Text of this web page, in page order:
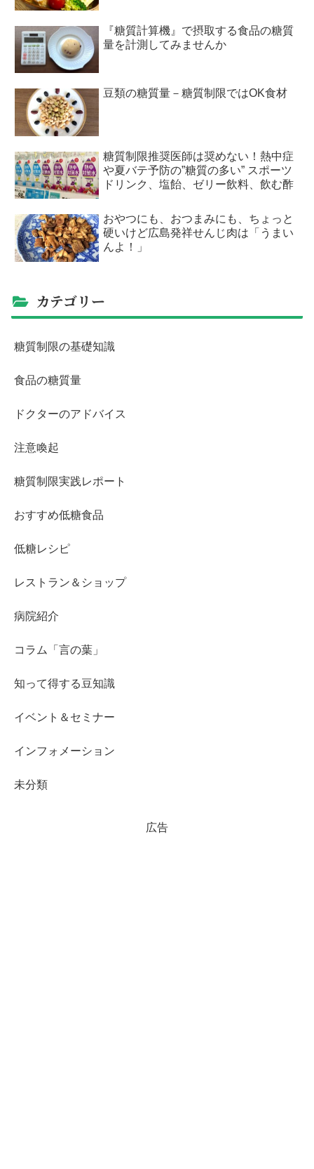
『糖質計算機』で摂取する食品の糖質
量を計測してみませんか
豆類の糖質量－糖質制限ではOK食材
糖質制限推奨医師は奨めない！熱中症
や夏バテ予防の”糖質の多い” スポーツ
ドリンク、塩飴、ゼリー飲料、飲む酢
おやつにも、おつまみにも、ちょっと
硬いけど広島発祥せんじ肉は「うまい
んよ！」
カテゴリー
糖質制限の基礎知識
食品の糖質量
ドクターのアドバイス
注意喚起
糖質制限実践レポート
おすすめ低糖食品
低糖レシピ
レストラン＆ショップ
病院紹介
コラム「言の葉」
知って得する豆知識
イベント＆セミナー
インフォメーション
未分類
広告